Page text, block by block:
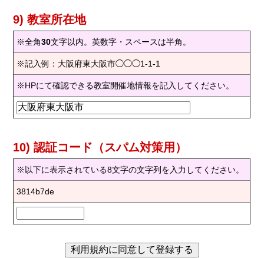
9) 教室所在地
※全角30文字以内。英数字・スペースは半角。
※記入例：大阪府東大阪市◯◯◯1-1-1
※HPにて確認できる教室開催地情報を記入してください。
10) 認証コード（スパム対策用）
※以下に表示されている8文字の文字列を入力してください。
3814b7de